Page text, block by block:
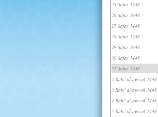
25 Safar 1448
26 Safar 1448
27 Safar 1448
28 Safar 1448
29 Safar 1448
30 Safar 1448
31 Safar 1448
2 Rabi' al-awwal 1448
3 Rabi' al-awwal 1448
4 Rabi' al-awwal 1448
5 Rabi' al-awwal 1448